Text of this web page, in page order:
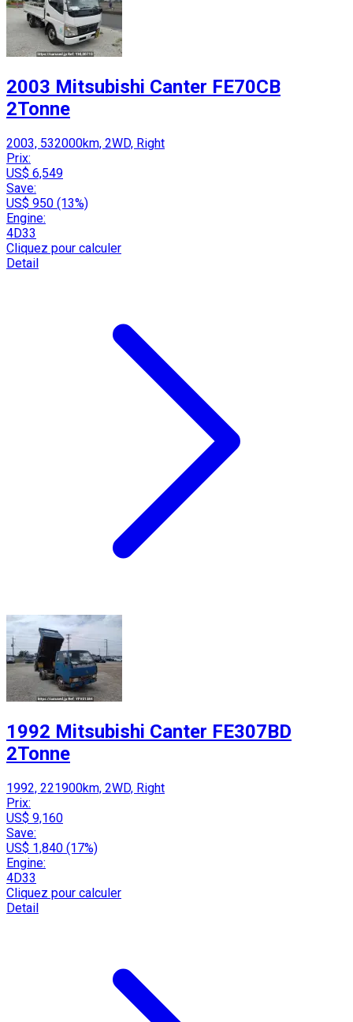
2003 Mitsubishi Canter FE70CB
2Tonne
2003, 532000km, 2WD, Right
Prix:
US$ 6,549
Save:
US$ 950 (13%)
Engine:
4D33
Cliquez pour calculer
Detail
1992 Mitsubishi Canter FE307BD
2Tonne
1992, 221900km, 2WD, Right
Prix:
US$ 9,160
Save:
US$ 1,840 (17%)
Engine:
4D33
Cliquez pour calculer
Detail